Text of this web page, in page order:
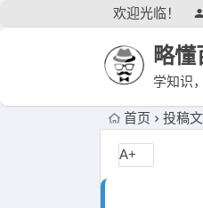
欢迎光临！
略懂
学知识
首页 投稿
A+